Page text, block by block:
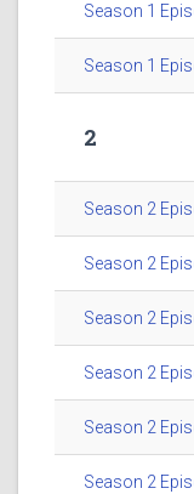
Season 1
Season 1
2
Season 2
Season 2
Season 2
Season 2
Season 2
Season 2